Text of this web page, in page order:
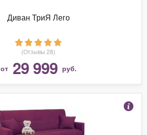
Диван ТриЯ Лего
(Отзывы 28)
от 29 999 руб.